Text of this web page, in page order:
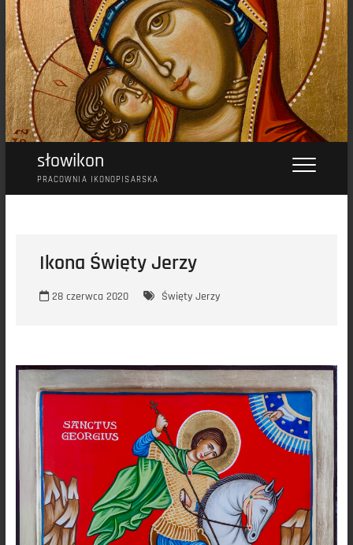
Przejdź
do
treści
słowikon
PRACOWNIA IKONOPISARSKA
Ikona Święty Jerzy
28 czerwca 2020 Święty Jerzy